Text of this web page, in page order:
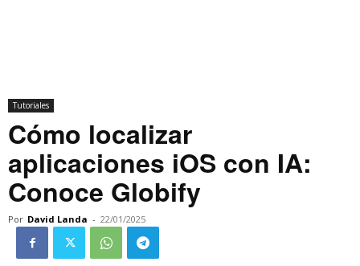
Tutoriales
Cómo localizar
aplicaciones iOS con IA:
Conoce Globify
Por David Landa - 22/01/2025